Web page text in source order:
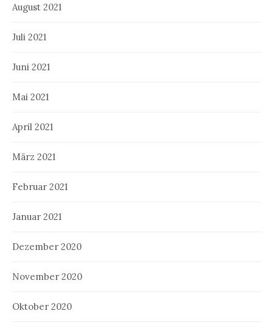
August 2021
Juli 2021
Juni 2021
Mai 2021
April 2021
März 2021
Februar 2021
Januar 2021
Dezember 2020
November 2020
Oktober 2020